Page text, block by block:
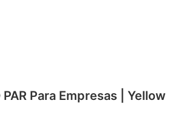
PAR Para Empresas | Yellow